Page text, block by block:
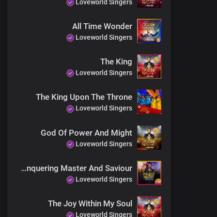
Loveworld Singers
All Time Wonder
Loveworld Singers
The King
Loveworld Singers
The King Upon The Throne
Loveworld Singers
God Of Power And Might
Loveworld Singers
All-Conquering Master And Saviour
Loveworld Singers
The Joy Within My Soul
Loveworld Singers